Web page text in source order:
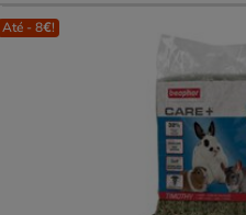
Até - 8€!